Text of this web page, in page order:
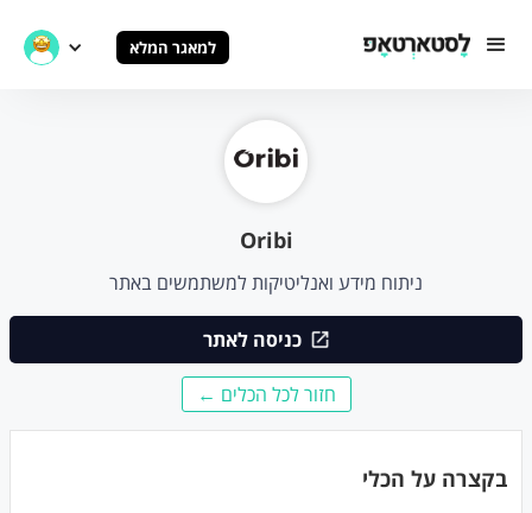
למאגר המלא
Oribi
ניתוח מידע ואנליטיקות למשתמשים באתר
כניסה לאתר
חזור לכל הכלים ←
בקצרה על הכלי